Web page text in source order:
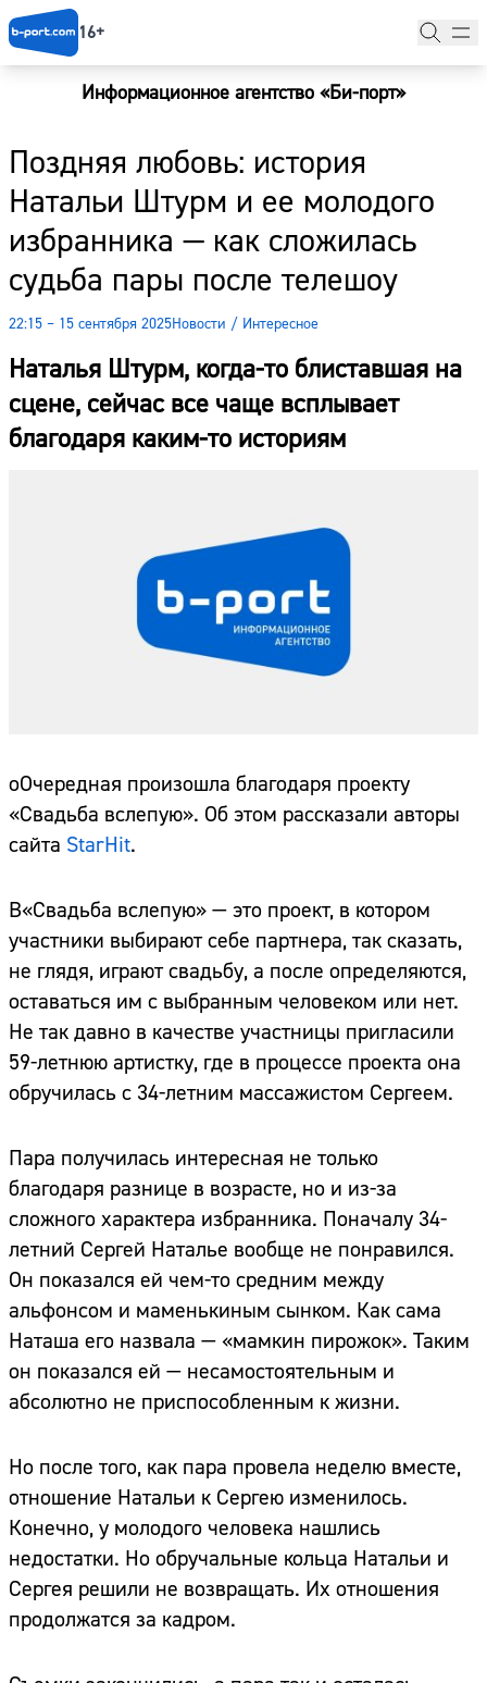
16+
Информационное агентство «Би-порт»
Поздняя любовь: история
Натальи Штурм и ее молодого
избранника — как сложилась
судьба пары после телешоу
22:15 – 15 сентября 2025Новости / Интересное
Наталья Штурм, когда-то блиставшая на
сцене, сейчас все чаще всплывает
благодаря каким-то историям
оОчередная произошла благодаря проекту
«Свадьба вслепую». Об этом рассказали авторы
сайта StarHit.
В«Свадьба вслепую» — это проект, в котором
участники выбирают себе партнера, так сказать,
не глядя, играют свадьбу, а после определяются,
оставаться им с выбранным человеком или нет.
Не так давно в качестве участницы пригласили
59-летнюю артистку, где в процессе проекта она
обручилась с 34-летним массажистом Сергеем.
Пара получилась интересная не только
благодаря разнице в возрасте, но и из-за
сложного характера избранника. Поначалу 34-
летний Сергей Наталье вообще не понравился.
Он показался ей чем-то средним между
альфонсом и маменькиным сынком. Как сама
Наташа его назвала — «мамкин пирожок». Таким
он показался ей — несамостоятельным и
абсолютно не приспособленным к жизни.
Но после того, как пара провела неделю вместе,
отношение Натальи к Сергею изменилось.
Конечно, у молодого человека нашлись
недостатки. Но обручальные кольца Натальи и
Сергея решили не возвращать. Их отношения
продолжатся за кадром.
Новости
Наши гости
Фоторепортажи
Погода
Курсы валют